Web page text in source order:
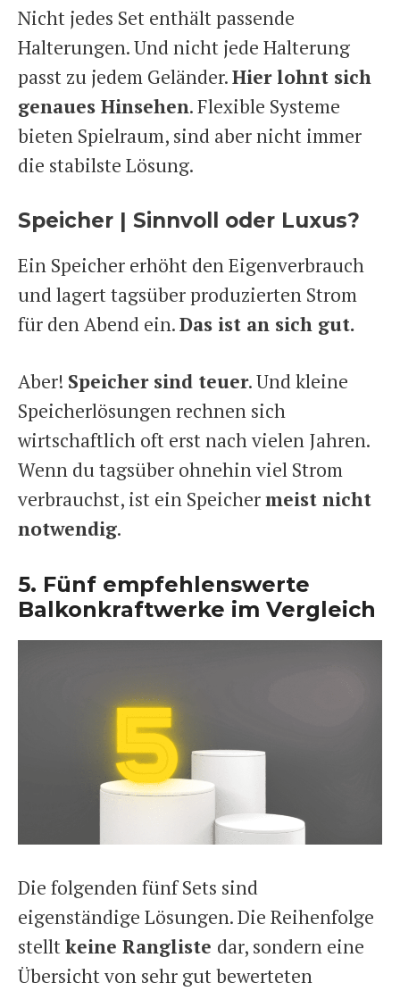
Nicht jedes Set enthält passende
Halterungen. Und nicht jede Halterung
passt zu jedem Geländer.Hier lohnt sich
genaues Hinsehen. Flexible Systeme
bieten Spielraum, sind aber nicht immer
die stabilste Lösung.
Speicher | Sinnvoll oder Luxus?
Ein Speicher erhöht den Eigenverbrauch
und lagert tagsüber produzierten Strom
für den Abend ein.Das ist an sich gut.
Aber! Speicher sind teuer. Und kleine
Speicherlösungen rechnen sich
wirtschaftlich oft erst nach vielen Jahren.
Wenn du tagsüber ohnehin viel Strom
verbrauchst, ist ein Speichermeist nicht
notwendig.
5. Fünf empfehlenswerte
Balkonkraftwerke im Vergleich
Die folgenden fünf Sets sind
eigenständige Lösungen. Die Reihenfolge
stelltkeine Rangliste dar, sondern eine
Übersicht von sehr gut bewerteten